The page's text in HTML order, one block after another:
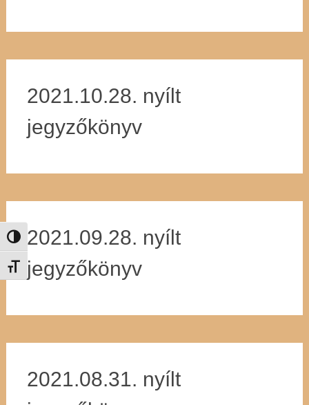
Nagy kontraszt váltása
Betűméret váltása
2021.10.28. nyílt
jegyzőkönyv
2021.09.28. nyílt
jegyzőkönyv
2021.08.31. nyílt